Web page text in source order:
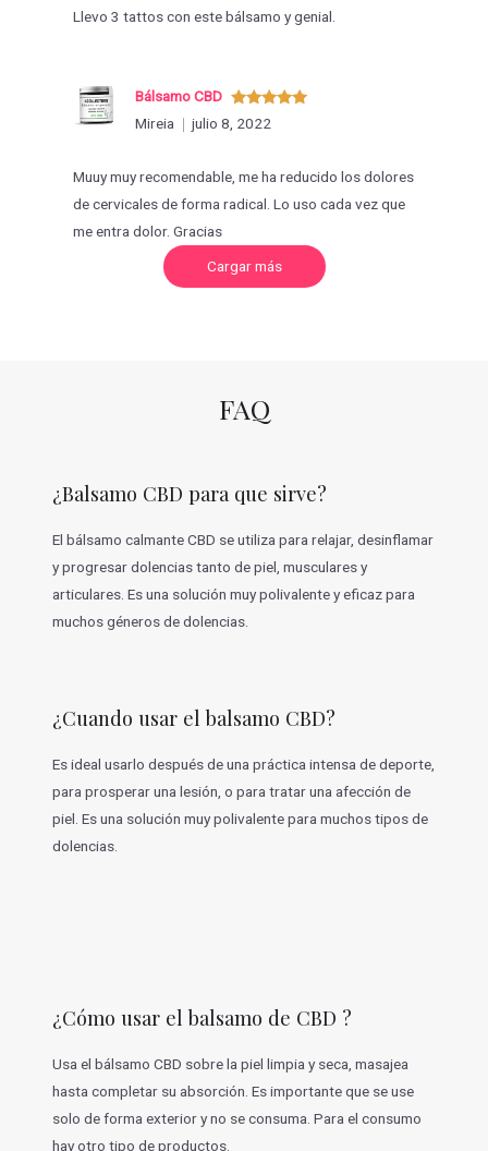
Llevo 3 tattos con este bálsamo y genial.
Valorado
con5de 5
Bálsamo CBD
Mireia
julio 8, 2022
Muuy muy recomendable, me ha reducido los dolores
de cervicales de forma radical. Lo uso cada vez que
me entra dolor. Gracias
Cargar másC
r
i
o
e
s
FAQ
¿Balsamo CBD para que sirve?
El bálsamo calmante CBD se utiliza para relajar, desinflamar
y progresar dolencias tanto de piel, musculares y
articulares. Es una solución muy polivalente y eficaz para
muchos géneros de dolencias.
¿Cuando usar el balsamo CBD?
Es ideal usarlo después de una práctica intensa de deporte,
para prosperar una lesión, o para tratar una afección de
piel. Es una solución muy polivalente para muchos tipos de
dolencias.
¿Cómo usar el balsamo de CBD ?
Usa el bálsamo CBD sobre la piel limpia y seca, masajea
hasta completar su absorción. Es importante que se use
solo de forma exterior y no se consuma. Para el consumo
hay otro tipo de productos.